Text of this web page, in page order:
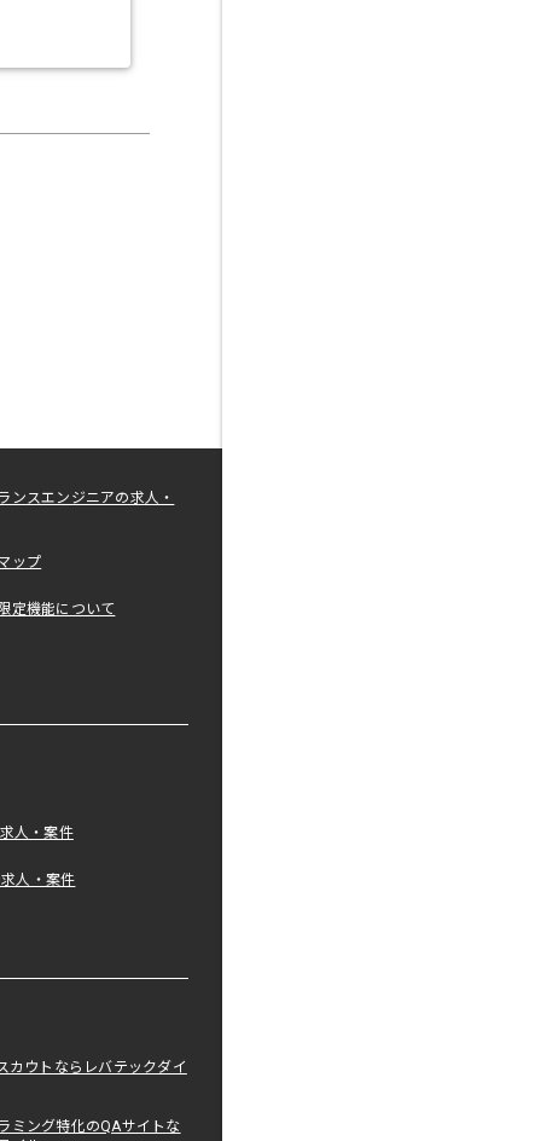
ンスエンジニアの求人・
ップ
定機能について
人・案件
人・案件
カウトならレバテックダイ
ミング特化のQAサイトな